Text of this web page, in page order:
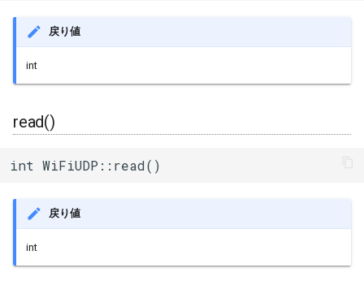
戻り値
int
read()
int WiFiUDP::read()
戻り値
int